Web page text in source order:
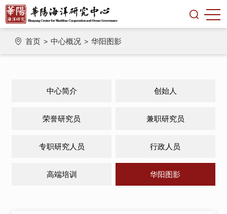
首页 > 中心概况 > 华阳图影
中心简介 创始人
荣誉研究员 兼职研究员
专职研究人员 行政人员
高端培训 华阳图影